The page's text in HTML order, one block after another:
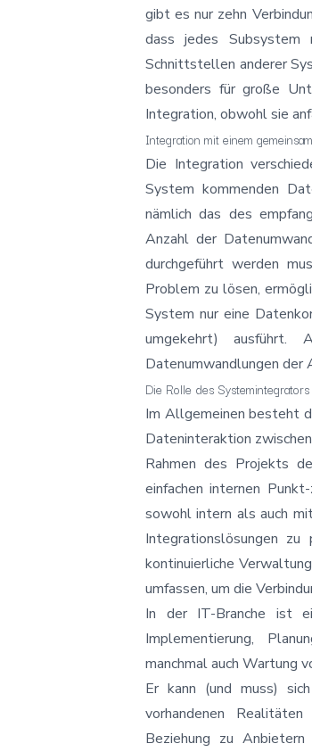
gibt es nur zehn
dass jedes
Schnittstellen anderer
besonders für große
Integration, obwohl sie
Integration mit einem
Die Integration
System kommenden
nämlich das des
Anzahl der
durchgeführt werden
Problem zu lösen,
System nur eine
umgekehrt)
Datenumwandlungen der
Die Rolle des
Im Allgemeinen besteht
Dateninteraktion
Rahmen des Projekts
einfachen internen
sowohl intern als auch
Integrationslösungen
kontinuierliche
umfassen, um die
In der IT-Branche ist
Implementierung,
manchmal auch Wartung
Er kann (und muss)
vorhandenen
Beziehung zu